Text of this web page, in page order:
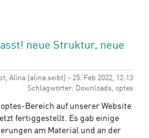
neue Struktur, neue
Alina [alina.seibt] - 25. Feb 2022, 12:13
Schlagwörter: Downloads, optes
optes-Bereich auf unserer Website
fertiggestellt. Es gab einige
am Material und an der